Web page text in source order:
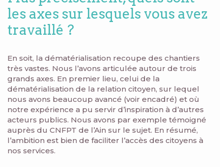
les axes sur lesquels vous avez
travaillé ?
En soit, la dématérialisation recoupe des chantiers
très vastes. Nous l’avons articulée autour de trois
grands axes. En premier lieu, celui de la
dématérialisation de la relation citoyen, sur lequel
nous avons beaucoup avancé (voir encadré) et où
notre expérience a pu servir d’inspiration à d’autres
acteurs publics. Nous avons par exemple témoigné
auprès du CNFPT de l’Ain sur le sujet. En résumé,
l’ambition est bien de faciliter l’accès des citoyens à
nos services.